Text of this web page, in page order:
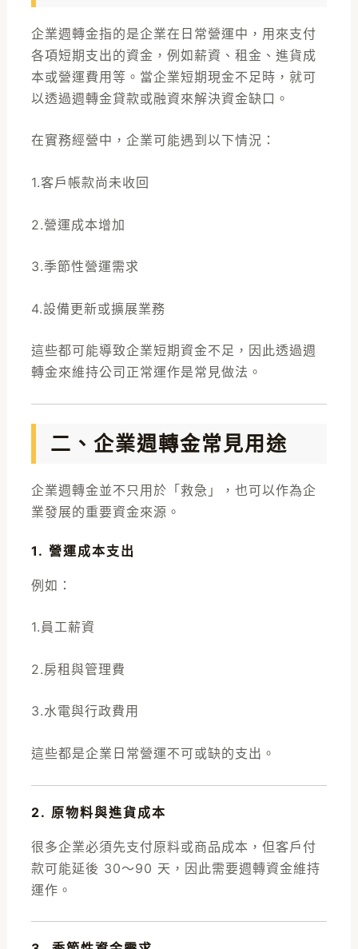
企業週轉金指的是企業在日常營運中，用來支付
各項短期支出的資金，例如薪資、租金、進貨成
本或營運費用等。當企業短期現金不足時，就可
以透過週轉金貸款或融資來解決資金缺口。
在實務經營中，企業可能遇到以下情況：
1.客戶帳款尚未收回
2.營運成本增加
3.季節性營運需求
4.設備更新或擴展業務
這些都可能導致企業短期資金不足，因此透過週
轉金來維持公司正常運作是常見做法。
二、企業週轉金常見用途
企業週轉金並不只用於「救急」，也可以作為企
業發展的重要資金來源。
1. 營運成本支出
例如：
1.員工薪資
2.房租與管理費
3.水電與行政費用
這些都是企業日常營運不可或缺的支出。
2. 原物料與進貨成本
很多企業必須先支付原料或商品成本，但客戶付
款可能延後 30～90 天，因此需要週轉資金維持
運作。